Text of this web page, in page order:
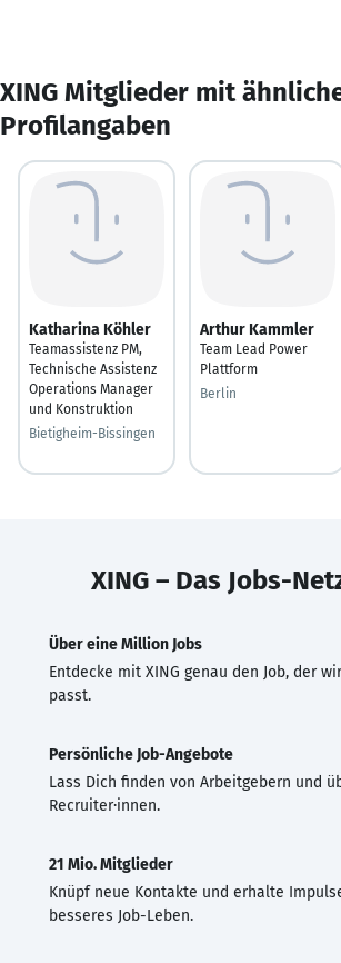
XING Mitglieder mit
Profilangaben
Katharina Köhler
Teamassistenz PM,
Technische Assistenz
Operations Manager
und Konstruktion
Bietigheim-Bissingen
Arthur Kammler
Team Lead Power
Plattform
Berlin
XING – Das Jobs-
Über eine Million Jobs
Entdecke mit XING genau den Job, der
passt.
Persönliche Job-Angebote
Lass Dich finden von Arbeitgebern und
Recruiter·innen.
21 Mio. Mitglieder
Knüpf neue Kontakte und erhalte
besseres Job-Leben.